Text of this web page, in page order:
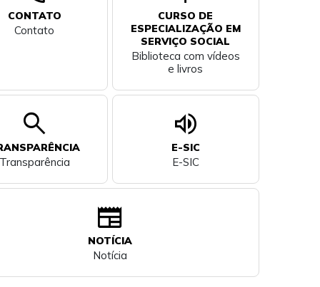
CONTATO
Contato
CURSO DE
ESPECIALIZAÇÃO EM
SERVIÇO SOCIAL
Biblioteca com vídeos
e livros
search
Transparência
volume_up
E-SIC
E-SIC
newspaper
NOTÍCIA
Notícia